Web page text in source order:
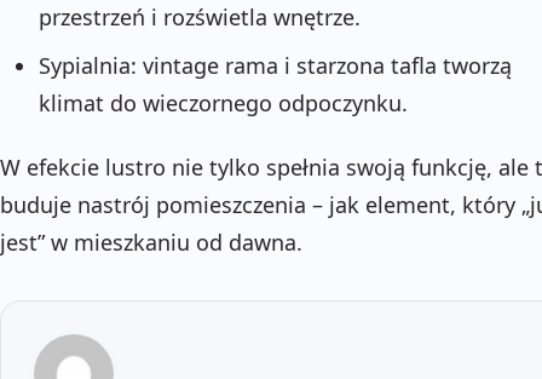
przestrzeń i rozświetla wnętrze.
Sypialnia: vintage rama i starzona tafla tworzą
klimat do wieczornego odpoczynku.
W efekcie lustro nie tylko spełnia swoją funkcję, ale
buduje nastrój pomieszczenia – jak element, który
jest” w mieszkaniu od dawna.